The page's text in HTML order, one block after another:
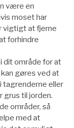
være en
moset har
vigtigt at fjerne
forhindre
dit område for at
gøres ved at
tagrenderne eller
til jorden.
områder, så
med at